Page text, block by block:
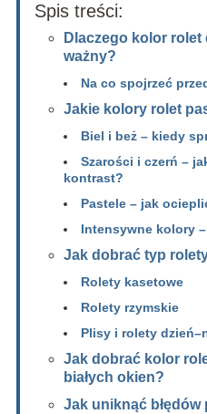
Spis treści:
Dlaczego kolor rolet
ważny?
Na co spojrzeć
Jakie kolory rolet
Biel i beż – kiedy
Szarości i czerń –
kontrast?
Pastele – jak
Intensywne kolory
Jak dobrać typ
Rolety kasetowe
Rolety rzymskie
Plisy i rolety
Jak dobrać kolor
białych okien?
Jak uniknąć